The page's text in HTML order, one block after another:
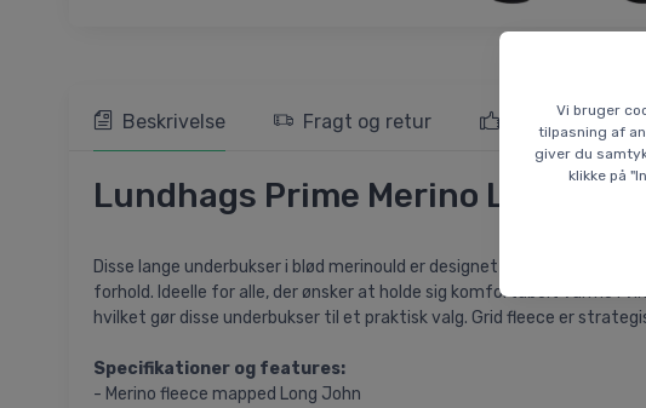
Vi bruger
tilpasning af
giver du
klikke på
Beskrivelse Fragt og retur 103 %
Lundhags Prime Merino Long
Disse lange underbukser i blød merinould er designet til at give
forhold. Ideelle for alle, der ønsker at holde sig komfortabelt varme i
hvilket gør disse underbukser til et praktisk valg. Grid fleece er
Specifikationer og features:
- Merino fleece mapped Long John